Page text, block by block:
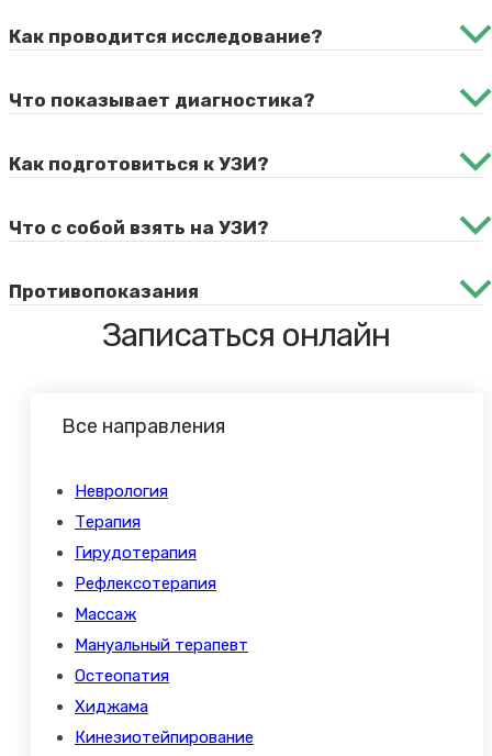
Как проводится исследование?
Что показывает диагностика?
Как подготовиться к УЗИ?
Что с собой взять на УЗИ?
Противопоказания
Записаться онлайн
Все направления
Неврология
Терапия
Гирудотерапия
Рефлексотерапия
Массаж
Мануальный терапевт
Остеопатия
Хиджама
Кинезиотейпирование